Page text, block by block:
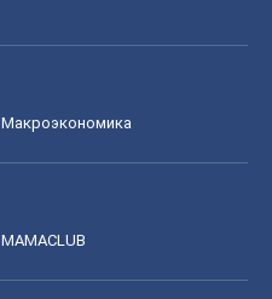
Mакроэкономика
MAMACLUB